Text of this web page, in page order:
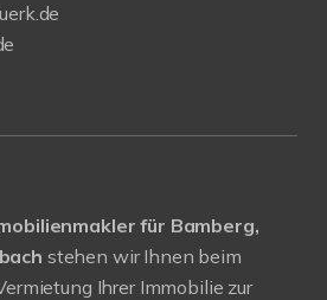
für Bamberg,
stehen wir Ihnen beim
Ihrer Immobilie zur